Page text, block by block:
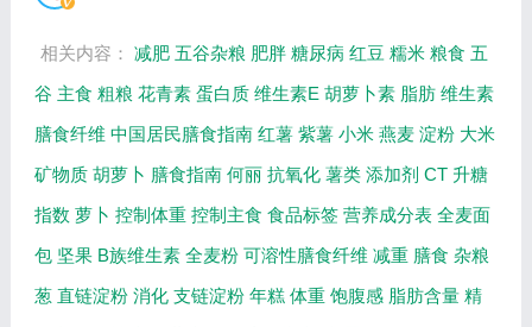
相关内容： 减肥 五谷杂粮 肥胖 糖尿病 红豆 糯米 粮食 五
谷 主食 粗粮 花青素 蛋白质 维生素E 胡萝卜素 脂肪 维生素
膳食纤维 中国居民膳食指南 红薯 紫薯 小米 燕麦 淀粉 大米
矿物质 胡萝卜 膳食指南 何丽 抗氧化 薯类 添加剂 CT 升糖
指数 萝卜 控制体重 控制主食 食品标签 营养成分表 全麦面
包 坚果 B族维生素 全麦粉 可溶性膳食纤维 减重 膳食 杂粮
葱 直链淀粉 消化 支链淀粉 年糕 体重 饱腹感 脂肪含量 精